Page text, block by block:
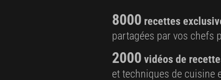
8000 recettes
partagées par vos chefs
2000 vidéos de
et techniques de cuisine